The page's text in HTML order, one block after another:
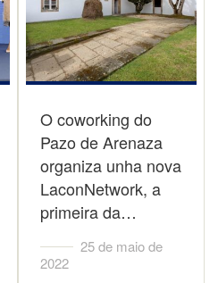
O coworking do
Pazo de Arenaza
organiza unha nova
LaconNetwork, a
primeira da…
25 de maio de
2022